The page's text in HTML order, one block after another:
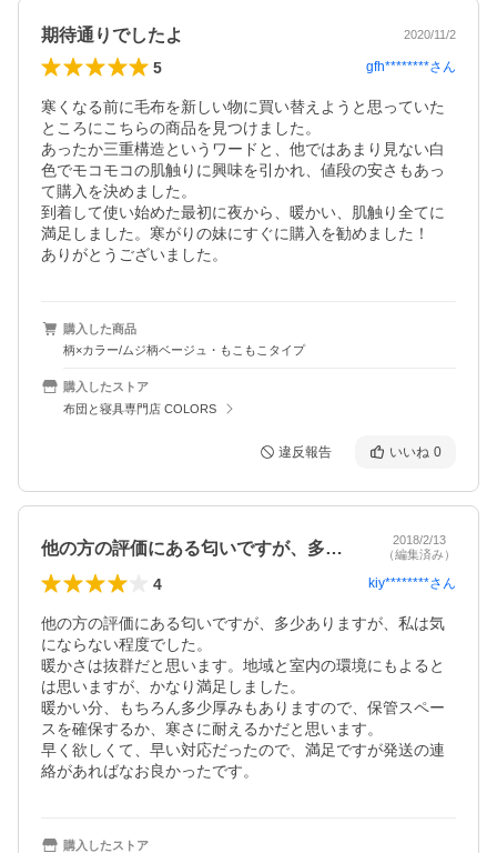
期待通りでしたよ 2020/11/2
5 gfh********さん
寒くなる前に毛布を新しい物に買い替えようと思っていた
ところにこちらの商品を見つけました。
あったか三重構造というワードと、他ではあまり見ない白
色でモコモコの肌触りに興味を引かれ、値段の安さもあっ
て購入を決めました。
到着して使い始めた最初に夜から、暖かい、肌触り全てに
満足しました。寒がりの妹にすぐに購入を勧めました！
ありがとうございました。
購入した商品
柄×カラー/ムジ柄ベージュ・もこもこタイプ
購入したストア
布団と寝具専門店 COLORS
違反報告 いいね 0
他の方の評価にある匂いですが、多少あり…
2018/2/13
（編集済み）
4 kiy********さん
他の方の評価にある匂いですが、多少ありますが、私は気
にならない程度でした。
暖かさは抜群だと思います。地域と室内の環境にもよると
は思いますが、かなり満足しました。
暖かい分、もちろん多少厚みもありますので、保管スペー
スを確保するか、寒さに耐えるかだと思います。
早く欲しくて、早い対応だったので、満足ですが発送の連
絡があればなお良かったです。
購入したストア